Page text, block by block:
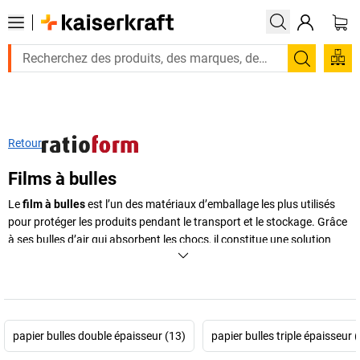
Retour
Films à bulles
Lefilm à bullesest l’un des matériaux d’emballage les plus utilisés
pour protéger les produits pendant le transport et le stockage. Grâce
à ses bulles d’air qui absorbent les chocs, il constitue une solution
efficace pour sécuriser les objets fragiles et éviter les dommages lors
en
versions antistatiques ou même autocollantes
, il répond aux
papier bulles double épaisseur (13) papier bulles triple épaisseur